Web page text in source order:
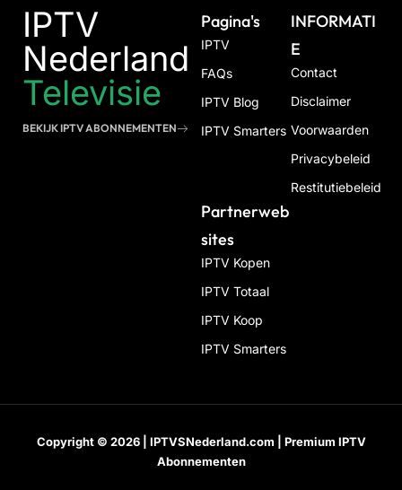
IPTV
Nederland
Televisie
BEKIJK IPTV ABONNEMENTEN
Pagina's
IPTV
FAQs
IPTV Blog
IPTV Smarters
INFORMATI
E
Contact
Disclaimer
Voorwaarden
Privacybeleid
Restitutiebeleid
Partnerweb
Sites
IPTV Kopen
IPTV Totaal
IPTV Koop
IPTV Smarters
Copyright © 2026 | IPTVSNederland.com | Premium IPTV
Abonnementen